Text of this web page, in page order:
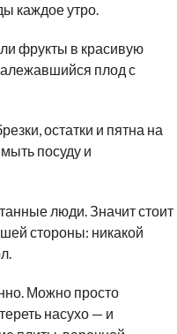
каждое утро.
фрукты в красивую
плод с
остатки и пятна на
посуду и
люди. Значит стоит
стороны: никакой
Можно просто
насухо — и